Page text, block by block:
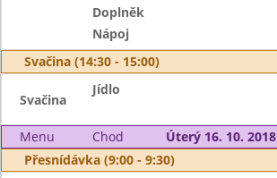
Doplněk
Nápoj
Svačina (14:30 - 15:00)
Svačina
Jídlo
Menu Chod
Úterý 16. 10. 2018
Přesnídávka (9:00 - 9:30)